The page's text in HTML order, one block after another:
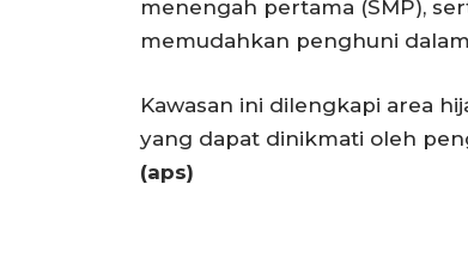
menengah pertama (SMP),
memudahkan penghuni
Kawasan ini dilengkapi area
yang dapat dinikmati oleh
(aps)